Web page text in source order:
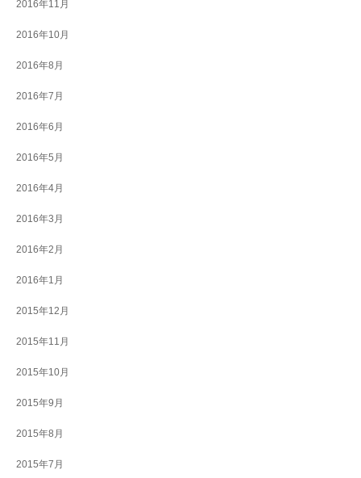
2016年11月
2016年10月
2016年8月
2016年7月
2016年6月
2016年5月
2016年4月
2016年3月
2016年2月
2016年1月
2015年12月
2015年11月
2015年10月
2015年9月
2015年8月
2015年7月